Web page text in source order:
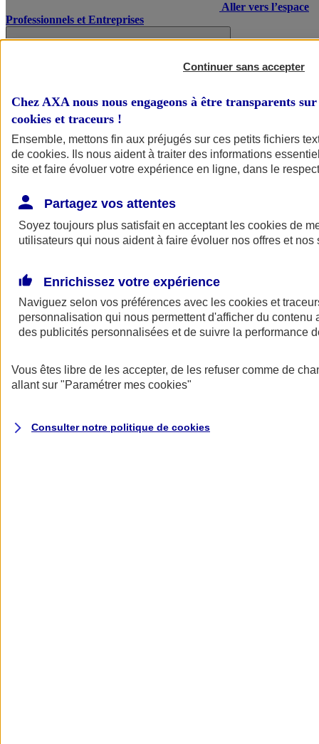
Aller vers l’espace
Professionnels et Entreprises
AXA Assurance
Continuer sans accepter
Chez AXA nous nous engageons à être transparents
cookies et traceurs !
Ensemble, mettons fin aux préjugés sur ces petits fichiers
de cookies. Ils nous aident à traiter des informations
site et faire évoluer votre expérience en ligne, dans le
Partagez vos attentes
Soyez toujours plus satisfait en acceptant les cookies de
utilisateurs qui nous aident à faire évoluer nos offres et nos
Enrichissez votre expérience
Naviguez selon vos préférences avec les cookies et
personnalisation qui nous permettent d'afficher du contenu
des publicités personnalisées et de suivre la performance
Vous êtes libre de les accepter, de les refuser comme de
allant sur "Paramétrer mes cookies"
Consulter notre politique de cookies